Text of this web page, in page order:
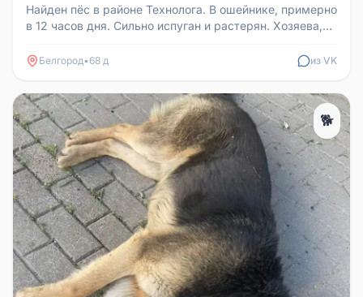
Найден пёс в районе Технолога. В ошейнике, примерно
в 12 часов дня. Сильно испуган и растерян. Хозяева,
Белгород•68 д из VK
🐕